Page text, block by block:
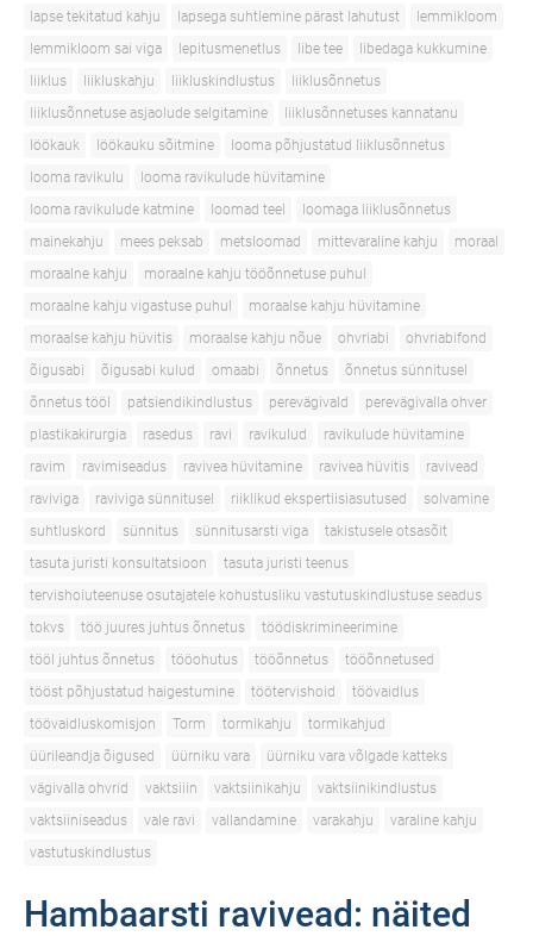
lapse tekitatud kahju
lapsega suhtlemine pärast lahutust
lemmikloom
lemmikloom sai viga
lepitusmenetlus libe tee
libedaga kukkumine
liiklus
liikluskahju liikluskindlustus
liiklusõnnetus
liiklusõnnetuse asjaolude selgitamine
liiklusõnnetuses kannatanu
löökauk
löökauku sõitmine
looma põhjustatud liiklusõnnetus
looma ravikulu
looma ravikulude hüvitamine
looma ravikulude katmine
loomad teel
loomaga liiklusõnnetus
mainekahju
mees peksab metsloomad mittevaraline kahju
moraal
moraalne kahju
moraalne kahju tööõnnetuse puhul
moraalne kahju vigastuse puhul
moraalse kahju hüvitamine
moraalse kahju hüvitis
moraalse kahju nõue ohvriabi
ohvriabifond
õigusabi
õigusabi kulud omaabi õnnetus
õnnetus sünnitusel
õnnetus tööl
patsiendikindlustus perevägivald
perevägivalla ohver
plastikakirurgia
rasedus ravi ravikulud
ravikulude hüvitamine
ravim
ravimiseadus ravivea hüvitamine ravivea hüvitis
ravivead
raviviga
raviviga sünnitusel riiklikud ekspertiisiasutused
solvamine
suhtluskord
sünnitus sünnitusarsti viga
takistusele otsasõit
tasuta juristi konsultatsioon
tasuta juristi teenus
tervishoiuteenuse osutajatele kohustusliku vastutuskindlustuse seadus
tokvs
töö juures juhtus õnnetus
töödiskrimineerimine
tööl juhtus õnnetus
tööohutus tööõnnetus
tööõnnetused
tööst põhjustatud haigestumine
töötervishoid
töövaidlus
töövaidluskomisjon
Torm tormikahju
tormikahjud
üürileandja õigused
üürniku vara
üürniku vara võlgade katteks
vägivalla ohvrid
vaktsiiin vaktsiinikahju
vaktsiinikindlustus
vaktsiiniseadus
vale ravi vallandamine varakahju
varaline kahju
vastutuskindlustus
Hambaarsti ravivead: näited